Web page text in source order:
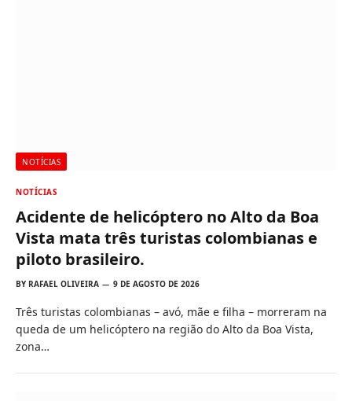
NOTÍCIAS
NOTÍCIAS
Acidente de helicóptero no Alto da Boa
Vista mata três turistas colombianas e
piloto brasileiro.
BY RAFAEL OLIVEIRA 9 DE AGOSTO DE 2026
Três turistas colombianas – avó, mãe e filha – morreram na
queda de um helicóptero na região do Alto da Boa Vista,
zona…